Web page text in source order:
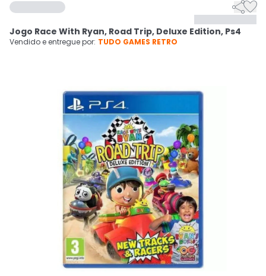
 Departamentos
Cupons
Ativar tradutor em libras
CADASTRE-SE

Jogo Race With Ryan, Road Trip, Deluxe Edition, Ps4
Vendido e entregue por: TUDO GAMES RETRO